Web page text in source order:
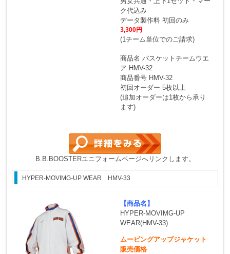
ク代込み
データ製作料 初回のみ
3,300円
(1チーム単位でのご請求)
商品名 バスケットチームウエ
ア HMV-32
商品番号 HMV-32
初回オーダー 5枚以上
(追加オーダーは1枚から承り
ます)
B.B.BOOSTERユニフォームページへリンクします。
HYPER-MOVIMG-UP WEAR HMV-33
【商品名】
HYPER-MOVIMG-UP
WEAR(HMV-33)
ムービングアップジャケット
販売価格